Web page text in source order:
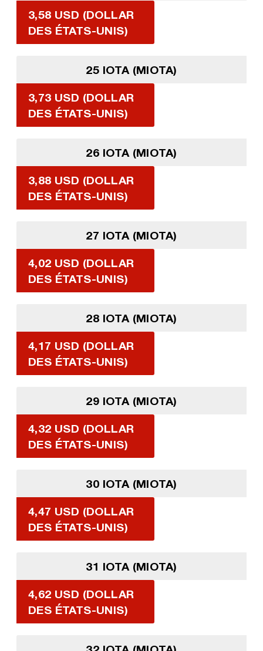
3,58 USD (DOLLAR
DES ÉTATS-UNIS)
25 IOTA (MIOTA)
3,73 USD (DOLLAR
DES ÉTATS-UNIS)
26 IOTA (MIOTA)
3,88 USD (DOLLAR
DES ÉTATS-UNIS)
27 IOTA (MIOTA)
4,02 USD (DOLLAR
DES ÉTATS-UNIS)
28 IOTA (MIOTA)
4,17 USD (DOLLAR
DES ÉTATS-UNIS)
29 IOTA (MIOTA)
4,32 USD (DOLLAR
DES ÉTATS-UNIS)
30 IOTA (MIOTA)
4,47 USD (DOLLAR
DES ÉTATS-UNIS)
31 IOTA (MIOTA)
4,62 USD (DOLLAR
DES ÉTATS-UNIS)